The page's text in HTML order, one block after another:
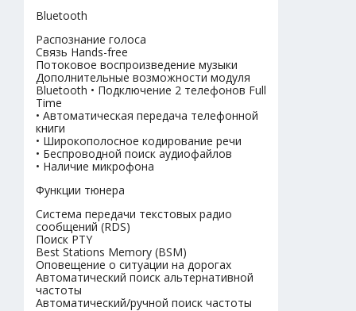
Bluetooth
Распознание голоса
Связь Hands-free
Потоковое воспроизведение музыки
Дополнительные возможности модуля
Bluetooth • Подключение 2 телефонов Full
Time
• Автоматическая передача телефонной
книги
• Широкополосное кодирование речи
• Беспроводной поиск аудиофайлов
• Наличие микрофона
Функции тюнера
Система передачи текстовых радио
сообщений (RDS)
Поиск PTY
Best Stations Memory (BSM)
Оповещение о ситуации на дорогах
Автоматический поиск альтернативной
частоты
Автоматический/ручной поиск частоты